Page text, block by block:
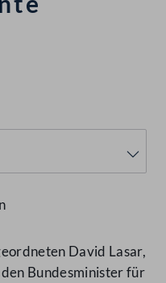
David Lasar,
Bundesminister für